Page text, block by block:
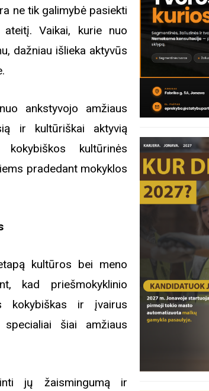
ne tik galimybė pasiekti
Vaikai, kurie nuo
dažniau išlieka aktyvūs
ankstyvojo amžiaus
ir kultūriškai aktyvią
kultūrinės
pradedant mokyklos
kultūros bei meno
kad priešmokyklinio
kokybiškas ir įvairus
specialiai šiai amžiaus
jų žaismingumą ir